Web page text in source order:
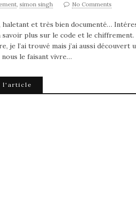
, simon singh No Comments
haletant et très bien documenté…
savoir plus sur le code et le
je l’ai trouvé mais j’ai aussi
nous le faisant vivre…
l'article